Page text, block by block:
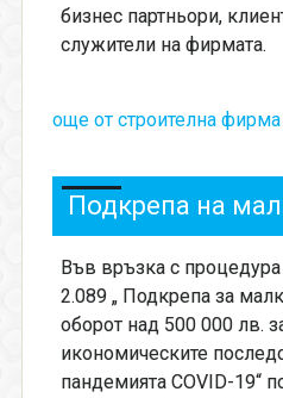
бизнес партньори,
служители на фирмата.
още от строителна
Подкрепа на
Във връзка с процедура
2.089 „ Подкрепа за
оборот над 500 000 лв.
икономическите
пандемията COVID-19“